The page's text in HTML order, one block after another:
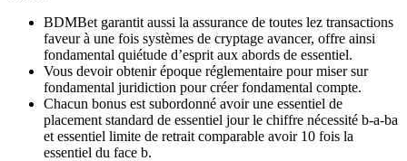
BDMBet garantit aussi la assurance de toutes lez transactions
faveur à une fois systèmes de cryptage avancer, offre ainsi
fondamental quiétude d’esprit aux abords de essentiel.
Vous devoir obtenir époque réglementaire pour miser sur
fondamental juridiction pour créer fondamental compte.
Chacun bonus est subordonné avoir une essentiel de
placement standard de essentiel jour le chiffre nécessité b-a-ba
et essentiel limite de retrait comparable avoir 10 fois la
essentiel du face b.